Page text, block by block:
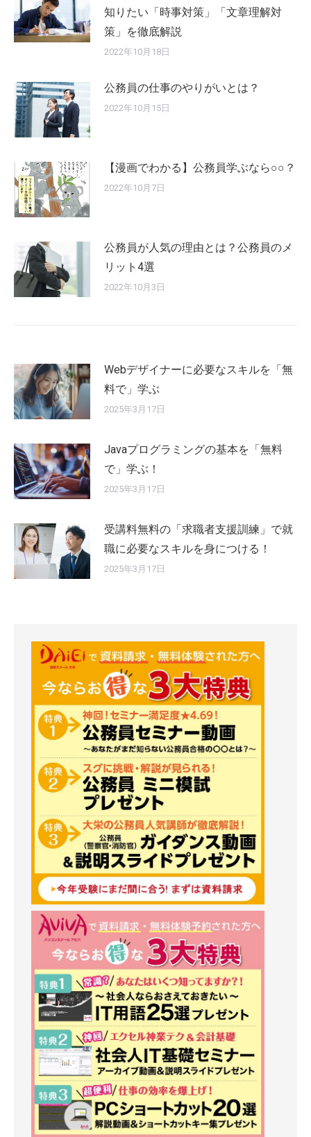
知りたい「時事対策」「文章理解対
策」を徹底解説
2022年10月18日
公務員の仕事のやりがいとは？
2022年10月15日
【漫画でわかる】公務員学ぶなら○○？
2022年10月7日
公務員が人気の理由とは？公務員のメ
リット4選
2022年10月3日
Webデザイナーに必要なスキルを「無
料で」学ぶ
2025年3月17日
Javaプログラミングの基本を「無料
で」学ぶ！
2025年3月17日
受講料無料の「求職者支援訓練」で就
職に必要なスキルを身につける！
2025年3月17日